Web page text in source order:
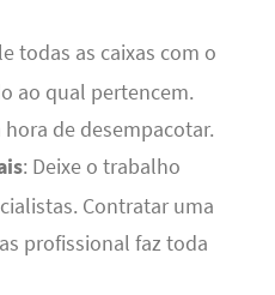
todas as caixas com o
ao qual pertencem.
de desempacotar.
: Deixe o trabalho
Contratar uma
profissional faz toda